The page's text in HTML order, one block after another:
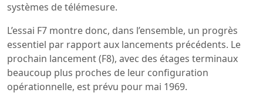
systèmes de télémesure.
L’essai F7 montre donc, dans l’ensemble, un progrès
essentiel par rapport aux lancements précédents. Le
prochain lancement (F8), avec des étages terminaux
beaucoup plus proches de leur configuration
opérationnelle, est prévu pour mai 1969.